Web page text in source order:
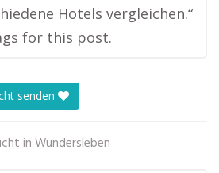
Hotels vergleichen.“
for this post.
senden
in Wundersleben